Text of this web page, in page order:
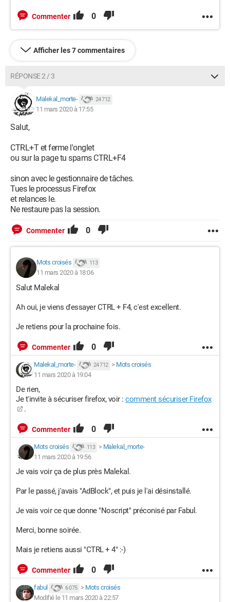
Commenter 0
Afficher les 7 commentaires
RÉPONSE 2 / 3
Malekal_morte- 24 712
11 mars 2020 à 17:55
Salut,
CTRL+T et ferme l'onglet
ou sur la page tu spams CTRL+F4
sinon avec le gestionnaire de tâches.
Tues le processus Firefox
et relances le.
Ne restaure pas la session.
Commenter 0
Mots croisés 113
11 mars 2020 à 18:06
Salut Malekal
Ah oui, je viens d'essayer CTRL + F4, c'est excellent.
Je retiens pour la prochaine fois.
Commenter 0
Malekal_morte- 24 712 > Mots croisés
11 mars 2020 à 19:04
De rien,
Je t'invite à sécuriser firefox, voir : comment sécuriser Firefox
.
Commenter 0
Mots croisés 113 > Malekal_morte-
11 mars 2020 à 19:56
Je vais voir ça de plus près Malekal.
Par le passé, j'avais "AdBlock", et puis je l'ai désinstallé.
Je vais voir ce que donne "Noscript" préconisé par Fabul.
Merci, bonne soirée.
Mais je retiens aussi "CTRL + 4" :-)
Commenter 0
fabul 6 075 > Mots croisés
Modifié le 11 mars 2020 à 22:57